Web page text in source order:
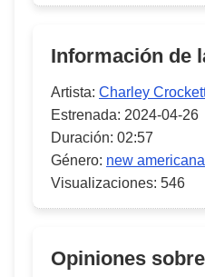
Información de
Artista: Charley
Estrenada: 2024-04-26
Duración: 02:57
Género: new americana
Visualizaciones: 546
Opiniones